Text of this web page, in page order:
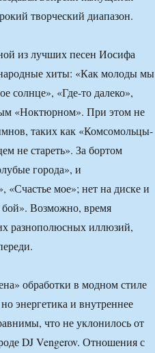
творческий диапазон.
из лучших песен Иосифа
хиты: «Как молоды мы
солнце», «Где-то далеко»,
«Ноктюрном». При этом не
таких как «Комсомольцы-
не стареть». За бортом
города», и
мое»; нет на диске и
бой». Возможно, время
разнополюсных иллюзий,
обработки в модном стиле
энергетика и внутреннее
что не уклонилось от
DJ Vengerov. Отношения с